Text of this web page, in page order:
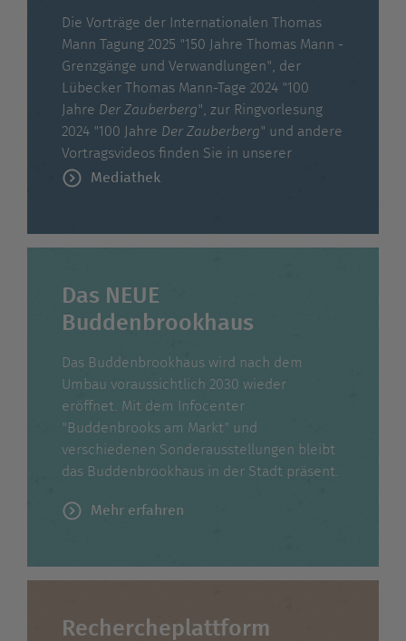
Die Vorträge der Internationalen Thomas
Mann Tagung 2025 "150 Jahre Thomas Mann -
Grenzgänge und Verwandlungen", der
Lübecker Thomas Mann-Tage 2024 "100
Jahre Der Zauberberg", zur Ringvorlesung
2024 "100 Jahre Der Zauberberg" und andere
Vortragsvideos finden Sie in unserer
Mediathek
Das NEUE
Buddenbrookhaus
Das Buddenbrookhaus wird nach dem
Umbau voraussichtlich 2030 wieder
eröffnet. Mit dem Infocenter
"Buddenbrooks am Markt" und
verschiedenen Sonderausstellungen bleibt
das Buddenbrookhaus in der Stadt präsent.
Mehr erfahren
Rechercheplattform